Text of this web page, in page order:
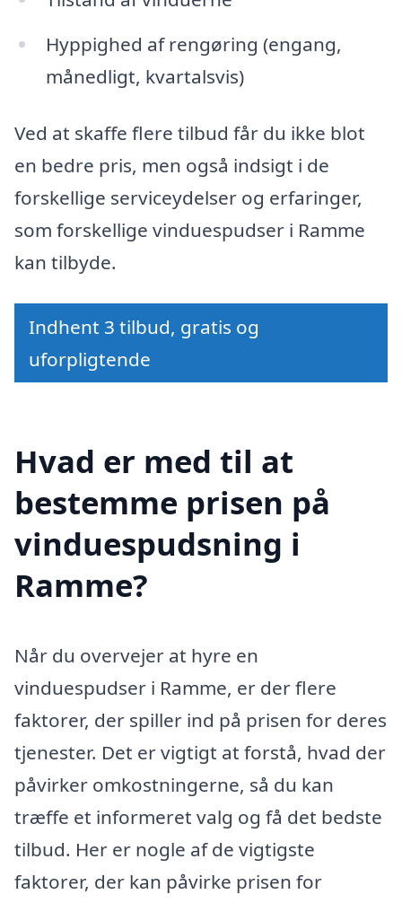
Hyppighed af rengøring (engang,
månedligt, kvartalsvis)
Ved at skaffe flere tilbud får du ikke blot
en bedre pris, men også indsigt i de
forskellige serviceydelser og erfaringer,
som forskellige vinduespudser i Ramme
kan tilbyde.
Indhent 3 tilbud, gratis og
uforpligtende
Hvad er med til at
bestemme prisen på
vinduespudsning i
Ramme?
Når du overvejer at hyre en
vinduespudser i Ramme, er der flere
faktorer, der spiller ind på prisen for deres
tjenester. Det er vigtigt at forstå, hvad der
påvirker omkostningerne, så du kan
træffe et informeret valg og få det bedste
tilbud. Her er nogle af de vigtigste
faktorer, der kan påvirke prisen for